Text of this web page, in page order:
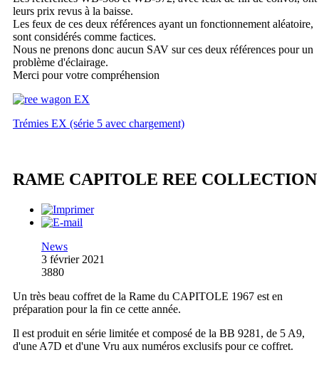
leurs prix revus à la baisse.
Les feux de ces deux références ayant un fonctionnement aléatoire,
sont considérés comme factices.
Nous ne prenons donc aucun SAV sur ces deux références pour un
problème d'éclairage.
Merci pour votre compréhension
Trémies EX (série 5 avec chargement)
RAME CAPITOLE REE COLLECTION
News
3 février 2021
3880
Un très beau coffret de la Rame du CAPITOLE 1967 est en
préparation pour la fin ce cette année.
Il est produit en série limitée et composé de la BB 9281, de 5 A9,
d'une A7D et d'une Vru aux numéros exclusifs pour ce coffret.